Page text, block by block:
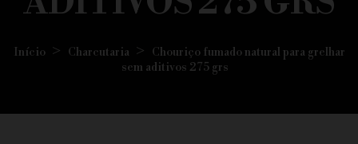
Início Charcutaria
Chouriço fumado natural para grelhar
sem aditivos 275 grs